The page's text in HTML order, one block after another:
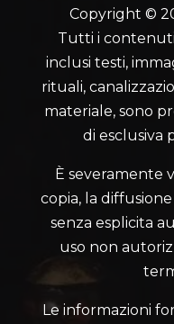
Copyright ©
Tutti i
inclusi testi,
rituali,
materiale, sono
di esclusiva
È severamente
copia, la
senza esplicita
uso non
Le informazioni